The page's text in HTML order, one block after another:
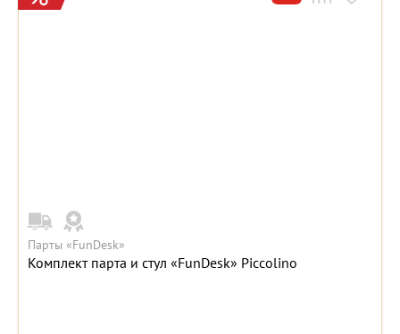
Парты «FunDesk»
Комплект парта и стул «FunDesk» Piccolino